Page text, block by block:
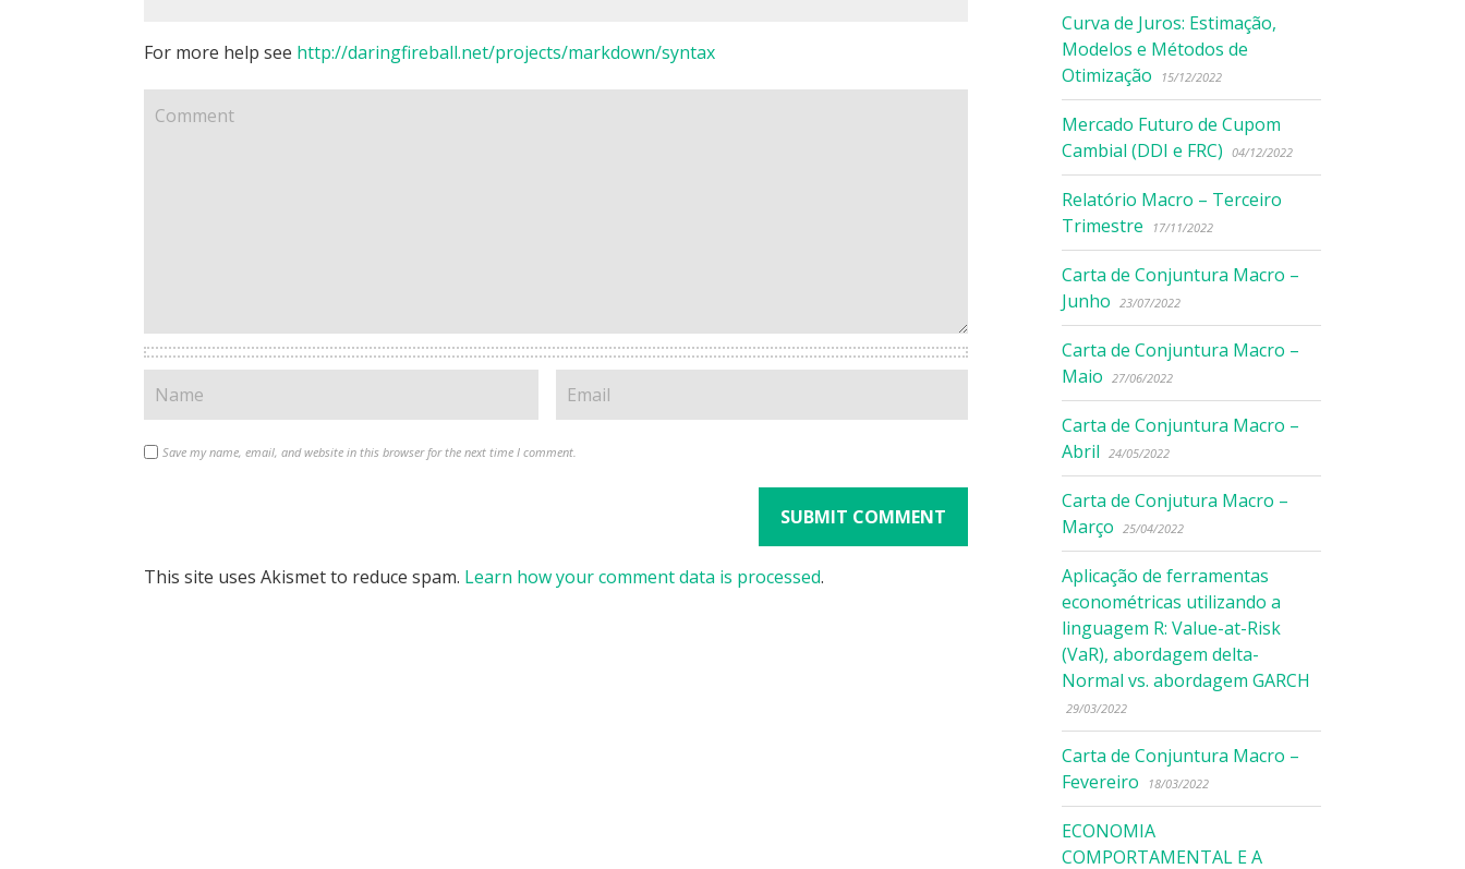
For more help see http://daringfireball.net/projects/markdown/syntax
Save my name, email, and website in this browser for the next time I comment.
This site uses Akismet to reduce spam. Learn how your comment data is processed.
Curva de Juros: Estimação,
Modelos e Métodos de
Otimização
15/12/2022
Mercado Futuro de Cupom
Cambial (DDI e FRC)
04/12/2022
Relatório Macro – Terceiro
Trimestre
17/11/2022
Carta de Conjuntura Macro –
Junho
23/07/2022
Carta de Conjuntura Macro –
Maio
27/06/2022
Carta de Conjuntura Macro –
Abril
24/05/2022
Carta de Conjutura Macro –
Março
25/04/2022
Aplicação de ferramentas
econométricas utilizando a
linguagem R: Value-at-Risk
(VaR), abordagem delta-
Normal vs. abordagem GARCH
29/03/2022
Carta de Conjuntura Macro –
Fevereiro
18/03/2022
ECONOMIA
COMPORTAMENTAL E A